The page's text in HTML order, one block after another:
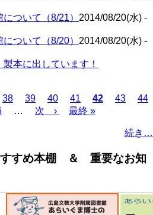
ついて（8/21） 2014/08/20(水) -
ついて（8/20） 2014/08/20(水) -
本に出しています！
Page
38 Page
39 Page
40 Page
41
カ
レ
ー
42 Page
43
44
…
次
次 ›
最
ジ
最終 »
続き…
すめ本棚 ＆ 重要なお知